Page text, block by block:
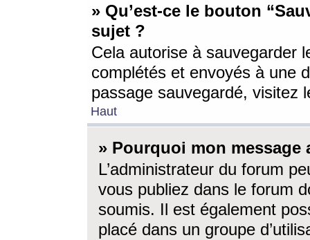
» Qu’est-ce le bouton
sujet ?
Cela autorise à sauvegarder
complétés et envoyés à une
passage sauvegardé, visitez
Haut
» Pourquoi mon message
L’administrateur du forum
vous publiez dans le forum
soumis. Il est également
placé dans un groupe